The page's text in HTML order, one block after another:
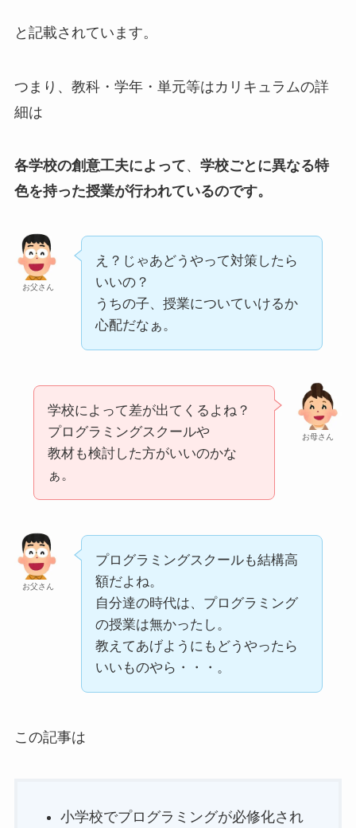
と記載されています。
つまり、教科・学年・単元等はカリキュラムの詳
細は
各学校の創意工夫によって、 学校ごとに異なる特
色を持った授業が行われているのです。
お父さん
え？じゃあどうやって対策したら
いいの？
うちの子、授業についていけるか
心配だなぁ。
お母さん
学校によって差が出てくるよね？
プログラミングスクールや
教材も検討した方がいいのかな
ぁ。
お父さん
プログラミングスクールも結構高
額だよね。
自分達の時代は、プログラミング
の授業は無かったし。
教えてあげようにもどうやったら
いいものやら・・・。
この記事は
小学校でプログラミングが必修化され